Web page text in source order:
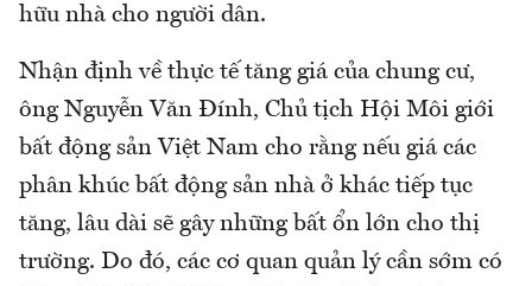
hữu nhà cho người dân.
Nhận định về thực tế tăng giá của chung cư,
ông Nguyễn Văn Đính, Chủ tịch Hội Môi giới
bất động sản Việt Nam cho rằng nếu giá các
phân khúc bất động sản nhà ở khác tiếp tục
tăng, lâu dài sẽ gây những bất ổn lớn cho thị
trường. Do đó, các cơ quan quản lý cần sớm có